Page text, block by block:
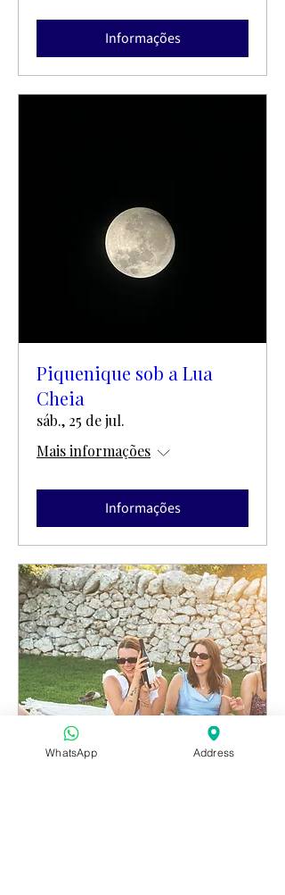
Informações
Piquenique sob a Lua
Cheia
sáb., 25 de jul.
Mais informações
Informações
WhatsApp Address